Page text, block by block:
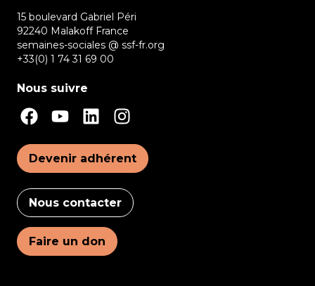
15 boulevard Gabriel Péri
92240 Malakoff France
semaines-sociales @ ssf-fr.org
+33(0) 1 74 31 69 00
Nous suivre
Devenir adhérent
Nous contacter
Faire un don